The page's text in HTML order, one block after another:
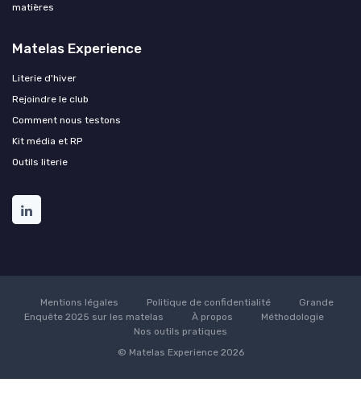
matières
Matelas Experience
Literie d'hiver
Rejoindre le club
Comment nous testons
Kit média et RP
Outils literie
Mentions légales Politique de confidentialité
Grande
Enquête 2025 sur les matelas
À propos
Méthodologie
Nos outils pratiques
© Matelas Experience 2026